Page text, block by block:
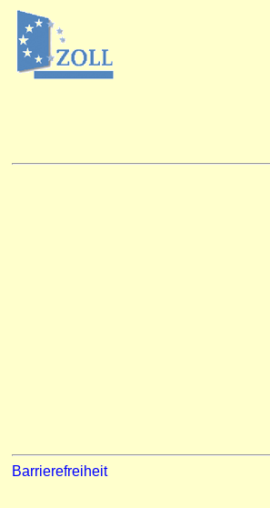
Barrierefreiheit